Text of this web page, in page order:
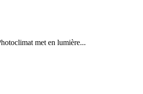
met en lumière...